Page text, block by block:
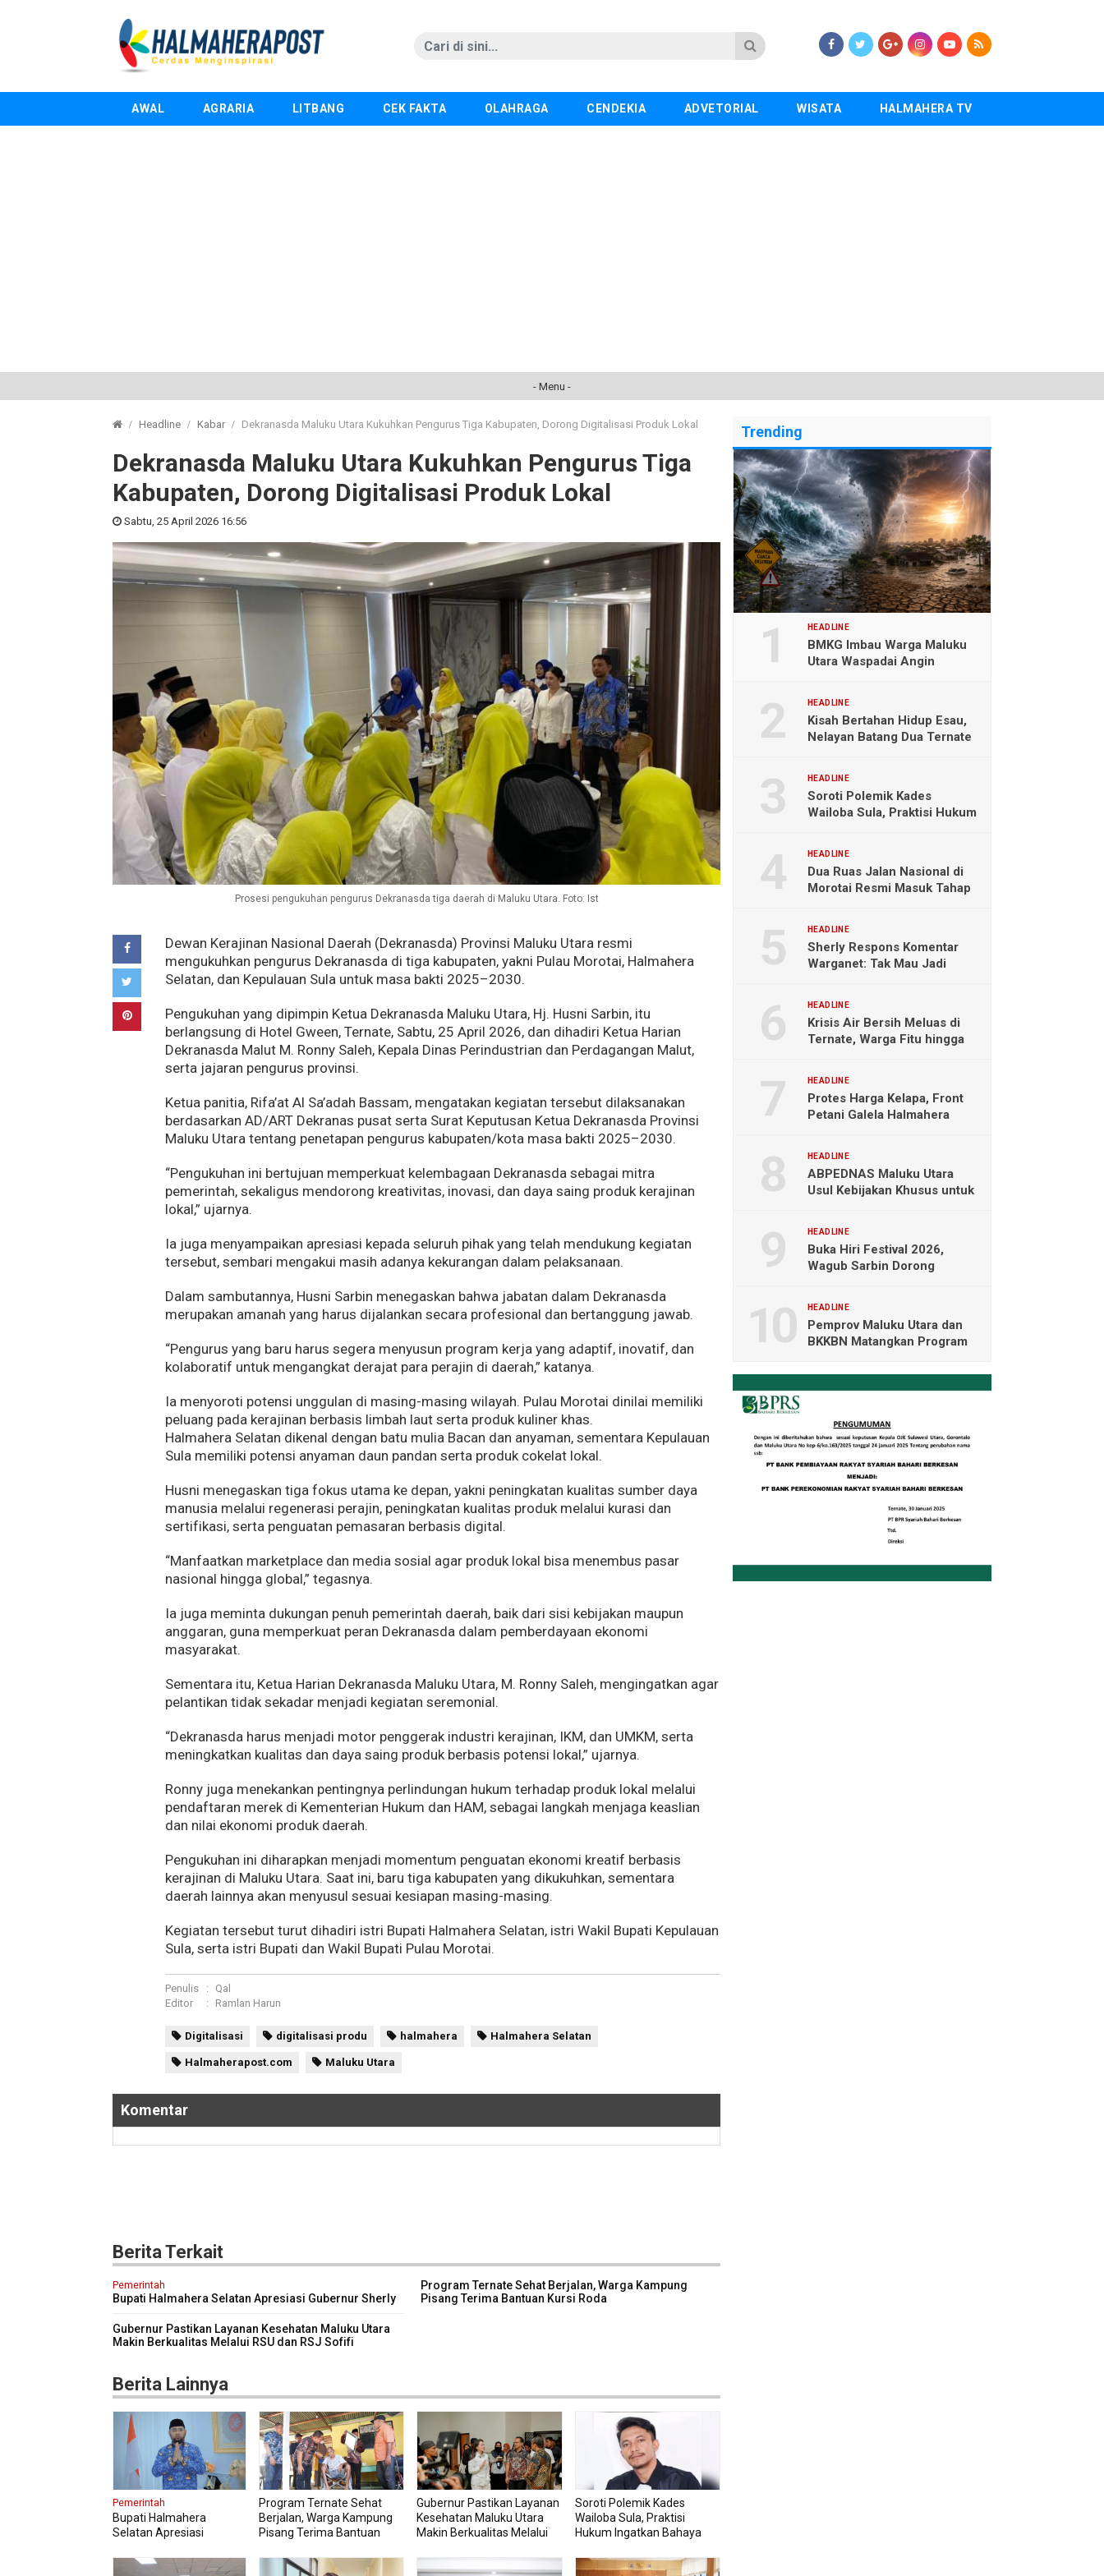
AWAL AGRARIA LITBANG CEK FAKTA OLAHRAGA CENDEKIA ADVETORIAL WISATA HALMAHERA TV
- Menu -
Headline Kabar Dekranasda Maluku Utara Kukuhkan Pengurus Tiga Kabupaten, Dorong Digitalisasi Produk Lokal
Dekranasda Maluku Utara Kukuhkan Pengurus Tiga
Kabupaten, Dorong Digitalisasi Produk Lokal
Sabtu, 25 April 2026 16:56
Prosesi pengukuhan pengurus Dekranasda tiga daerah di Maluku Utara. Foto: Ist
Dewan Kerajinan Nasional Daerah (Dekranasda) Provinsi Maluku Utara resmi
mengukuhkan pengurus Dekranasda di tiga kabupaten, yakni Pulau Morotai, Halmahera
Selatan, dan Kepulauan Sula untuk masa bakti 2025–2030.
Pengukuhan yang dipimpin Ketua Dekranasda Maluku Utara, Hj. Husni Sarbin, itu
berlangsung di Hotel Gween, Ternate, Sabtu, 25 April 2026, dan dihadiri Ketua Harian
Dekranasda Malut M. Ronny Saleh, Kepala Dinas Perindustrian dan Perdagangan Malut,
serta jajaran pengurus provinsi.
Ketua panitia, Rifa’at Al Sa’adah Bassam, mengatakan kegiatan tersebut dilaksanakan
berdasarkan AD/ART Dekranas pusat serta Surat Keputusan Ketua Dekranasda Provinsi
Maluku Utara tentang penetapan pengurus kabupaten/kota masa bakti 2025–2030.
“Pengukuhan ini bertujuan memperkuat kelembagaan Dekranasda sebagai mitra
pemerintah, sekaligus mendorong kreativitas, inovasi, dan daya saing produk kerajinan
lokal,” ujarnya.
Ia juga menyampaikan apresiasi kepada seluruh pihak yang telah mendukung kegiatan
tersebut, sembari mengakui masih adanya kekurangan dalam pelaksanaan.
Dalam sambutannya, Husni Sarbin menegaskan bahwa jabatan dalam Dekranasda
merupakan amanah yang harus dijalankan secara profesional dan bertanggung jawab.
“Pengurus yang baru harus segera menyusun program kerja yang adaptif, inovatif, dan
kolaboratif untuk mengangkat derajat para perajin di daerah,” katanya.
Ia menyoroti potensi unggulan di masing-masing wilayah. Pulau Morotai dinilai memiliki
peluang pada kerajinan berbasis limbah laut serta produk kuliner khas.
Halmahera Selatan dikenal dengan batu mulia Bacan dan anyaman, sementara Kepulauan
Sula memiliki potensi anyaman daun pandan serta produk cokelat lokal.
Husni menegaskan tiga fokus utama ke depan, yakni peningkatan kualitas sumber daya
manusia melalui regenerasi perajin, peningkatan kualitas produk melalui kurasi dan
sertifikasi, serta penguatan pemasaran berbasis digital.
“Manfaatkan marketplace dan media sosial agar produk lokal bisa menembus pasar
nasional hingga global,” tegasnya.
Ia juga meminta dukungan penuh pemerintah daerah, baik dari sisi kebijakan maupun
anggaran, guna memperkuat peran Dekranasda dalam pemberdayaan ekonomi
masyarakat.
Sementara itu, Ketua Harian Dekranasda Maluku Utara, M. Ronny Saleh, mengingatkan agar
pelantikan tidak sekadar menjadi kegiatan seremonial.
“Dekranasda harus menjadi motor penggerak industri kerajinan, IKM, dan UMKM, serta
meningkatkan kualitas dan daya saing produk berbasis potensi lokal,” ujarnya.
Ronny juga menekankan pentingnya perlindungan hukum terhadap produk lokal melalui
pendaftaran merek di Kementerian Hukum dan HAM, sebagai langkah menjaga keaslian
dan nilai ekonomi produk daerah.
Pengukuhan ini diharapkan menjadi momentum penguatan ekonomi kreatif berbasis
kerajinan di Maluku Utara. Saat ini, baru tiga kabupaten yang dikukuhkan, sementara
daerah lainnya akan menyusul sesuai kesiapan masing-masing.
Kegiatan tersebut turut dihadiri istri Bupati Halmahera Selatan, istri Wakil Bupati Kepulauan
Sula, serta istri Bupati dan Wakil Bupati Pulau Morotai.
Penulis :
Qal
Editor
: Ramlan Harun
Digitalisasi digitalisasi produ halmahera Halmahera Selatan
Halmaherapost.com Maluku Utara
Komentar
Berita Terkait
Pemerintah
Bupati Halmahera Selatan Apresiasi Gubernur Sherly
Jasa
Program Ternate Sehat Berjalan, Warga Kampung
Pisang Terima Bantuan Kursi Roda
Gubernur Pastikan Layanan Kesehatan Maluku Utara
Makin Berkualitas Melalui RSU dan RSJ Sofifi
Berita Lainnya
Pemerintah
Bupati Halmahera
Selatan Apresiasi
Transformasi Digital
Program Ternate Sehat
Berjalan, Warga Kampung
Pisang Terima Bantuan
Gubernur Pastikan Layanan
Kesehatan Maluku Utara
Makin Berkualitas Melalui
Soroti Polemik Kades
Wailoba Sula, Praktisi
Hukum Ingatkan Bahaya
Trending
HEADLINE
BMKG Imbau Warga Maluku
Utara Waspadai Angin
HEADLINE
Kisah Bertahan Hidup Esau,
Nelayan Batang Dua Ternate
HEADLINE
Soroti Polemik Kades
Wailoba Sula, Praktisi Hukum
HEADLINE
Dua Ruas Jalan Nasional di
Morotai Resmi Masuk Tahap
HEADLINE
Sherly Respons Komentar
Warganet: Tak Mau Jadi
HEADLINE
Krisis Air Bersih Meluas di
Ternate, Warga Fitu hingga
HEADLINE
Protes Harga Kelapa, Front
Petani Galela Halmahera
HEADLINE
ABPEDNAS Maluku Utara
Usul Kebijakan Khusus untuk
HEADLINE
Buka Hiri Festival 2026,
Wagub Sarbin Dorong
HEADLINE
Pemprov Maluku Utara dan
BKKBN Matangkan Program